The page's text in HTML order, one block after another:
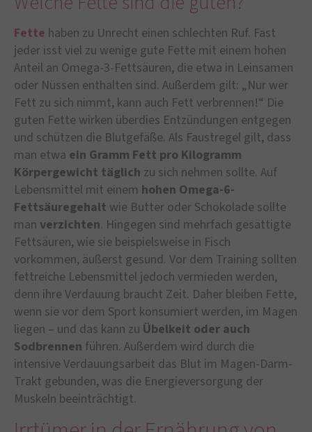
Fette haben zu Unrecht einen schlechten Ruf. Fast
jeder isst viel zu wenige gute Fette mit einem hohen
Anteil an Omega-3-Fettsäuren, die etwa in Leinsamen
oder Nüssen enthalten sind. Außerdem gilt: „Nur wer
Fett zu sich nimmt, kann auch Fett verbrennen!“ Die
guten Fette wirken überdies Entzündungen entgegen
und schützen die Blutgefäße. Als Faustregel gilt, dass
man etwa ein Gramm Fett pro Kilogramm
Körpergewicht täglich zu sich nehmen sollte. Auf
Lebensmittel mit einem hohen Omega-6-
Fettsäuregehalt wie Butter oder Schokolade sollte
man verzichten. Hingegen sind mehrfach gesättigte
Fettsäuren, wie sie beispielsweise in Fisch
vorkommen, äußerst gesund. Vor dem Training sollten
fettreiche Lebensmittel jedoch vermieden werden,
denn ihre Verdauung braucht Zeit. Daher bleiben Fette,
wenn sie vor dem Sport konsumiert werden, im Magen
liegen – und das kann zu Übelkeit oder auch
Sodbrennen führen. Außerdem wird durch die
intensive Verdauungsarbeit das Blut im Magen-Darm-
Trakt gebunden, was die Energieversorgung der
Muskeln beeinträchtigt.